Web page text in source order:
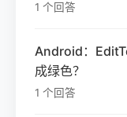
1 个回答
Android：
成绿色？
1 个回答